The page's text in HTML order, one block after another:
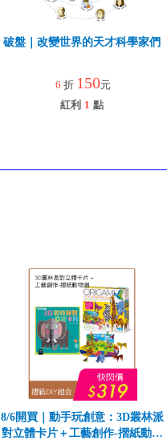
破盤｜改變世界的天才科學家們
6 折 150元
紅利 1 點
8/6開買｜動手玩創意：3D叢林派
對立體卡片＋工藝創作-摺紙動物